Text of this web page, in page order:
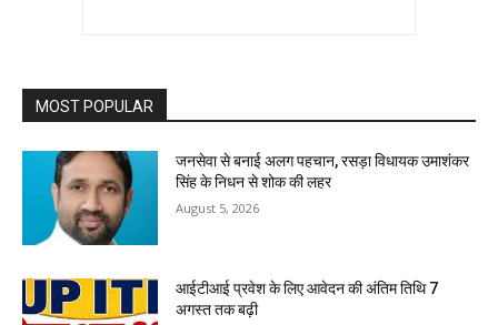
MOST POPULAR
जनसेवा से बनाई अलग पहचान, रसड़ा विधायक उमाशंकर
सिंह के निधन से शोक की लहर
August 5, 2026
आईटीआई प्रवेश के लिए आवेदन की अंतिम तिथि 7
अगस्त तक बढ़ी